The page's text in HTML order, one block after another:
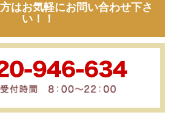
はお気軽にお問い合わせ下さ
い！！